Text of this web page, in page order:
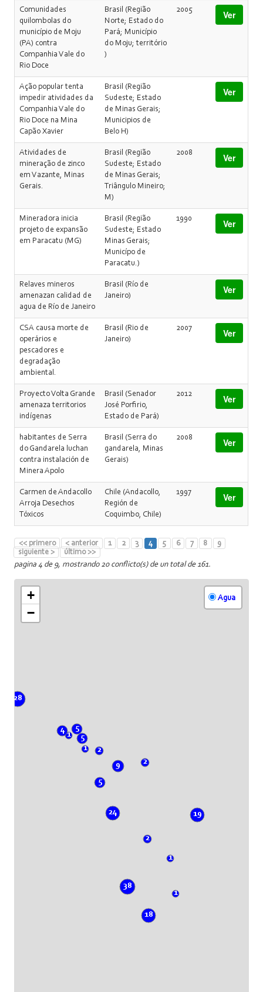
Comunidades
quilombolas do
município de Moju
(PA) contra
Companhia Vale do
Rio Doce
Brasil (Região
Norte; Estado do
Pará; Município
do Moju; território
)
2005 Ver
Ação popular tenta
impedir atividades da
Companhia Vale do
Rio Doce na Mina
Capão Xavier
Brasil (Região
Sudeste; Estado
de Minas Gerais;
Municipios de
Belo H)
Ver
Atividades de
mineração de zinco
em Vazante, Minas
Gerais.
Brasil (Região
Sudeste; Estado
de Minas Gerais;
Triângulo Mineiro;
M)
2008 Ver
Mineradora inicia
projeto de expansão
em Paracatu (MG)
Brasil (Região
Sudeste; Estado
Minas Gerais;
Municípo de
Paracatu.)
1990 Ver
Relaves mineros
amenazan calidad de
agua de Río de Janeiro
Brasil (Río de
Janeiro)
Ver
CSA causa morte de
operários e
pescadores e
degradação
ambiental.
Brasil (Rio de
Janeiro)
2007 Ver
Proyecto Volta Grande
amenaza territorios
indígenas
Brasil (Senador
José Porfirio,
Estado de Pará)
2012 Ver
habitantes de Serra
do Gandarela luchan
contra instalación de
Minera Apolo
Brasil (Serra do
gandarela, Minas
Gerais)
2008 Ver
Carmen de Andacollo
Arroja Desechos
Tóxicos
Chile (Andacollo,
Región de
Coquimbo, Chile)
1997 Ver
<< primero < anterior 1 2 3 4 5 6 7 8
9
siguiente >
último >>
pagina 4 de 9, mostrando 20 conflicto(s) de un total de 161.
1
1
4 5
28
5
2
18
2
19
38
9
5
1
24
1
2
+
−
Agua